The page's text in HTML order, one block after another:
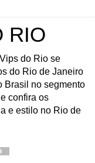
RIO
do Rio se
do Rio de Janeiro
Brasil no segmento
confira os
e estilo no Rio de